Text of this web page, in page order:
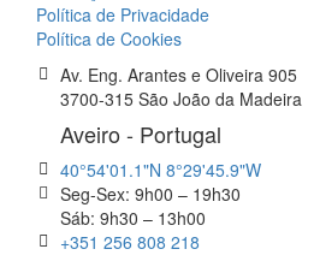
Política de Privacidade
Política de Cookies
Av. Eng. Arantes e Oliveira 905
3700-315 São João da Madeira
Aveiro - Portugal
40°54'01.1"N 8°29'45.9"W
Seg-Sex: 9h00 – 19h30
Sáb: 9h30 – 13h00
+351 256 808 218